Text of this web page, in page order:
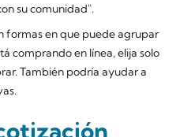
su comunidad".
formas en que puede agrupar
comprando en línea, elija solo
También podría ayudar a